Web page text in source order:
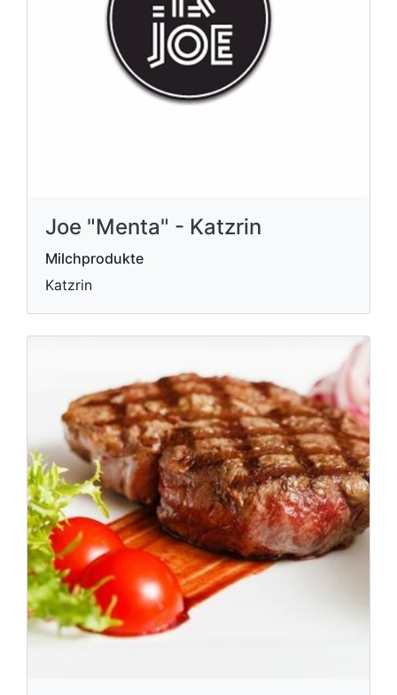
Joe "Menta" - Katzrin
Milchprodukte
Katzrin